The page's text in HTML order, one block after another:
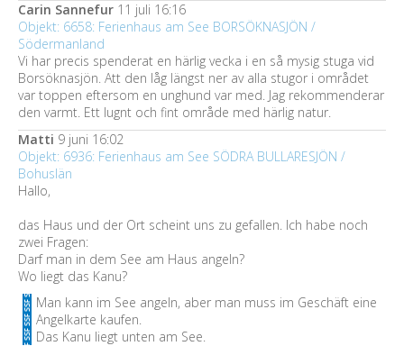
Carin Sannefur 11 juli 16:16
Objekt: 6658: Ferienhaus am See BORSÖKNASJÖN /
Södermanland
Vi har precis spenderat en härlig vecka i en så mysig stuga vid
Borsöknasjön. Att den låg längst ner av alla stugor i området
var toppen eftersom en unghund var med. Jag rekommenderar
den varmt. Ett lugnt och fint område med härlig natur.
Matti 9 juni 16:02
Objekt: 6936: Ferienhaus am See SÖDRA BULLARESJÖN /
Bohuslän
Hallo,
das Haus und der Ort scheint uns zu gefallen. Ich habe noch
zwei Fragen:
Darf man in dem See am Haus angeln?
Wo liegt das Kanu?
Man kann im See angeln, aber man muss im Geschäft eine
Angelkarte kaufen.
Das Kanu liegt unten am See.